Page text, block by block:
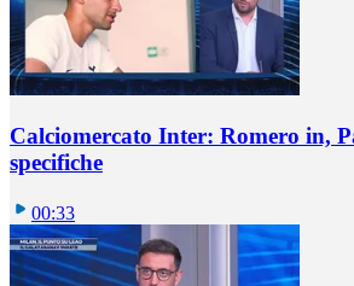
Calciomercato Inter: Romero in,
specifiche
00:33